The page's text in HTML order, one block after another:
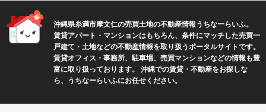
沖縄県糸満市摩文仁の売買土地の不動産情報うちなーらいふ。
賃貸アパート・マンションはもちろん、条件にマッチした売買一
戸建て・土地などの不動産情報を取り扱うポータルサイトです。
賃貸オフィス・事務所、駐車場、売買マンションなどの情報も豊
富に取り扱っております。 沖縄での賃貸・不動産をお探しな
ら、うちなーらいふにお任せください。